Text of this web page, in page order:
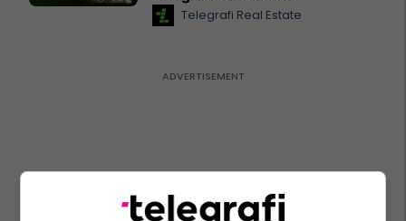
Telegrafi Real Estate